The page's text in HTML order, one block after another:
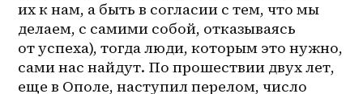
их к нам, а быть в согласии с тем, что мы
делаем, с самими собой, отказываясь
от успеха), тогда люди, которым это нужно,
сами нас найдут. По прошествии двух лет,
еще в Ополе, наступил перелом, число